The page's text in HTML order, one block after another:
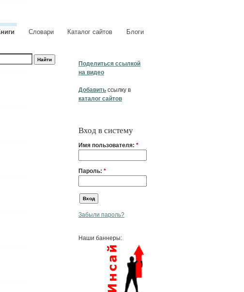
Словари Каталог сайтов Блоги
Поделиться ссылкой
на видео
Добавить ссылку в
каталог сайтов
Вход в систему
Имя пользователя: *
Пароль: *
Забыли пароль?
Наши баннеры: